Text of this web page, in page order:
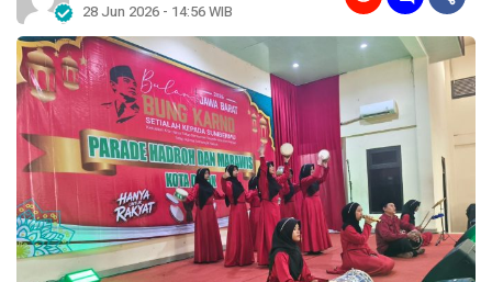
28 Jun 2026 - 14:56 WIB